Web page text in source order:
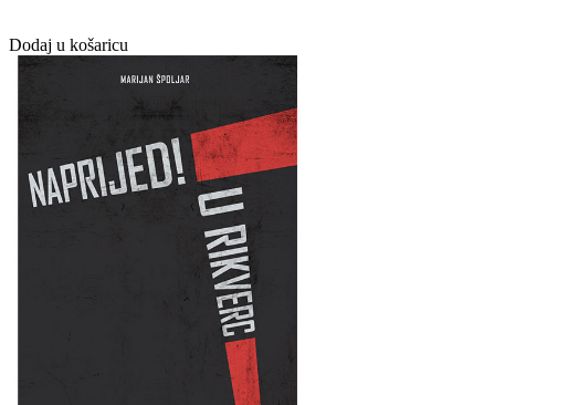
Dodaj u košaricu